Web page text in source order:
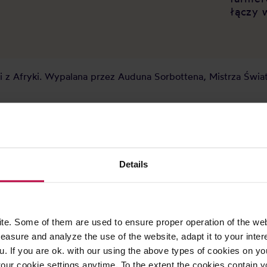
Details
Some of them are used to ensure proper operation of the
and analyze the use of the website, adapt it to your
If you are ok. with our using the above types of cookies on
cookie settings anytime. To the extent the cookies contain
łączy
Afryki. Wypalana przez Auduna Sorbottena, Mistrza
następnie są one mieszane. Blend idealny do
mlecznej, czekolady białej oraz orzecha
nutą kontrolowanej fermentacji, która zwiększa